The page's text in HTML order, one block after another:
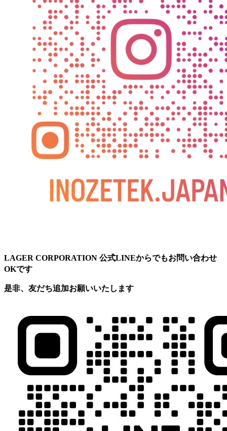
LAGER CORPORATION 公式LINEからでもお問い合わせ
OKです
是非、友だち追加お願いいたします